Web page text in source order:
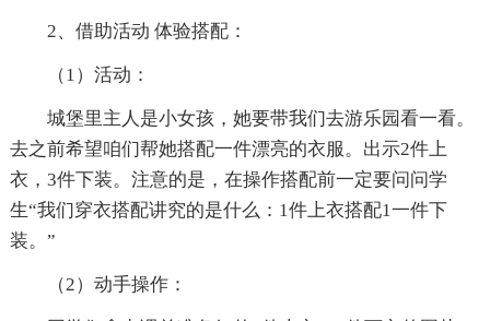
2、借助活动 体验搭配：
（1）活动：
城堡里主人是小女孩，她要带我们去游乐园看一看。
去之前希望咱们帮她搭配一件漂亮的衣服。出示2件上
衣，3件下装。注意的是，在操作搭配前一定要问问学
生“我们穿衣搭配讲究的是什么：1件上衣搭配1一件下
装。”
（2）动手操作：